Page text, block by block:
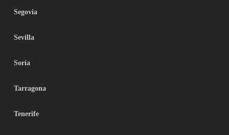
Segovia
Sevilla
Soria
Tarragona
Tenerife